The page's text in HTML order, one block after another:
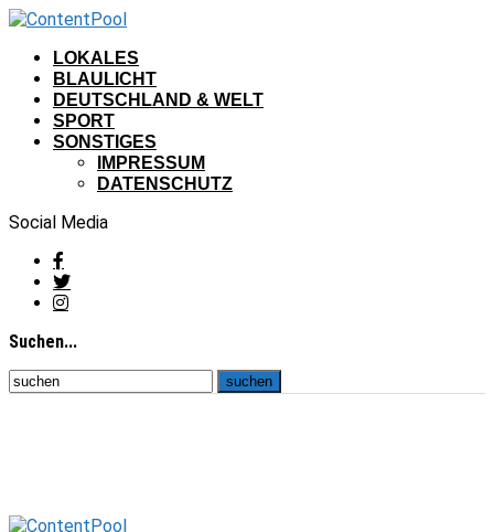
LOKALES
BLAULICHT
DEUTSCHLAND & WELT
SPORT
SONSTIGES
IMPRESSUM
DATENSCHUTZ
Social Media
Suchen...